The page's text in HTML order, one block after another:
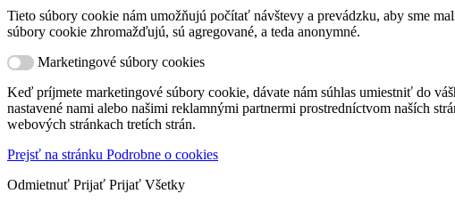
Tieto súbory cookie nám umožňujú počítať návštevy a prevádzku, aby sme
súbory cookie zhromažďujú, sú agregované, a teda anonymné.
Marketingové súbory cookies
Keď príjmete marketingové súbory cookie, dávate nám súhlas umiestniť do
nastavené nami alebo našimi reklamnými partnermi prostredníctvom naších
webových stránkach tretích strán.
Prejsť na stránku Podrobne o cookies
Odmietnuť Prijať Prijať Všetky